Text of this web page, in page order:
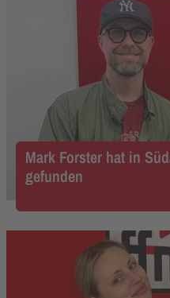
Mark Forster hat in
gefunden